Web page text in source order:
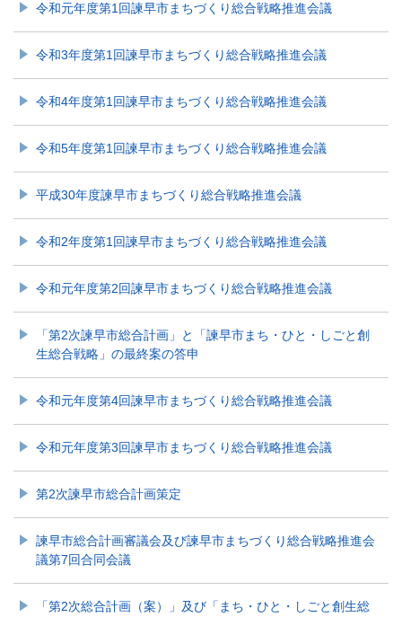
令和元年度第1回諫早市まちづくり総合戦略推進会議
令和3年度第1回諫早市まちづくり総合戦略推進会議
令和4年度第1回諫早市まちづくり総合戦略推進会議
令和5年度第1回諫早市まちづくり総合戦略推進会議
平成30年度諫早市まちづくり総合戦略推進会議
令和2年度第1回諫早市まちづくり総合戦略推進会議
令和元年度第2回諫早市まちづくり総合戦略推進会議
「第2次諫早市総合計画」と「諫早市まち・ひと・しごと創
生総合戦略」の最終案の答申
令和元年度第4回諫早市まちづくり総合戦略推進会議
令和元年度第3回諫早市まちづくり総合戦略推進会議
第2次諫早市総合計画策定
諫早市総合計画審議会及び諫早市まちづくり総合戦略推進会
議第7回合同会議
「第2次総合計画（案）」及び「まち・ひと・しごと創生総